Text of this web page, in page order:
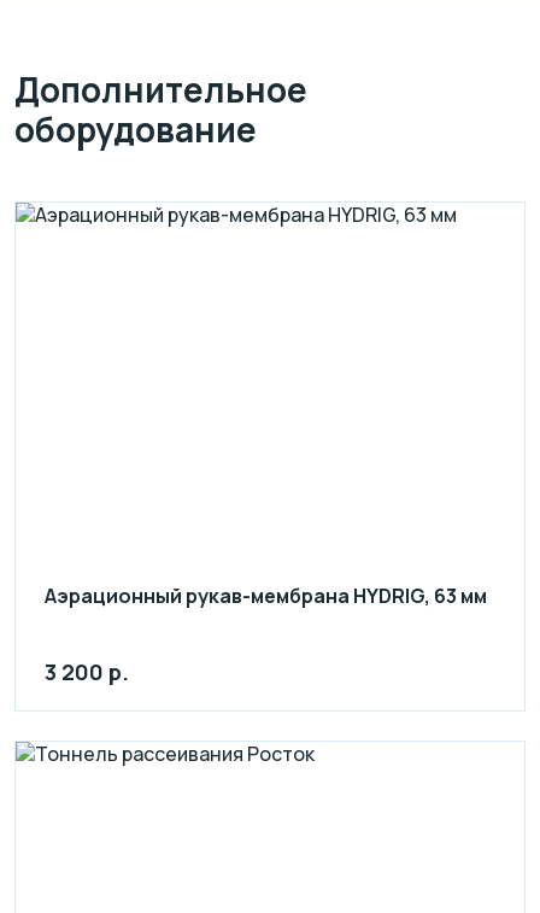
Дополнительное
оборудование
Аэрационный рукав-мембрана HYDRIG, 63 мм
3 200 р.